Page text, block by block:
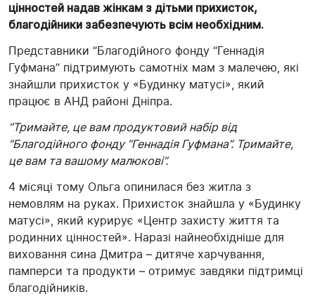
цінностей надав жінкам з дітьми прихисток,
благодійники забезпечують всім необхідним.
Представники “Благодійного фонду “Геннадія
Гуфмана” підтримують самотніх мам з малечею, які
знайшли прихисток у «Будинку матусі», який
працює в АНД районі Дніпра.
“Тримайте, це вам продуктовий набір від
“Благодійного фонду “Геннадія Гуфмана”. Тримайте,
це вам та вашому малюкові”.
4 місяці тому Ольга опинилася без житла з
немовлям на руках. Прихисток знайшла у «Будинку
матусі», який курирує «Центр захисту життя та
родинних цінностей». Наразі найнеобхідніше для
виховання сина Дмитра – дитяче харчування,
памперси та продукти – отримує завдяки підтримці
благодійників.